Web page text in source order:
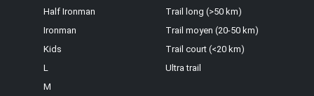
Half Ironman
Ironman
Kids
L
M
Trail long (>50 km)
Trail moyen (20-50 km)
Trail court (<20 km)
Ultra trail